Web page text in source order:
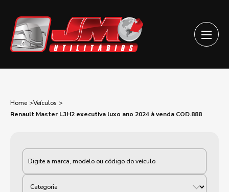
Home
Veículos
Renault Master L3H2 executiva luxo ano 2024 à venda COD.888
Categoria